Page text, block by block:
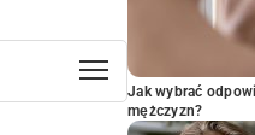
Jak wybrać
mężczyzn?